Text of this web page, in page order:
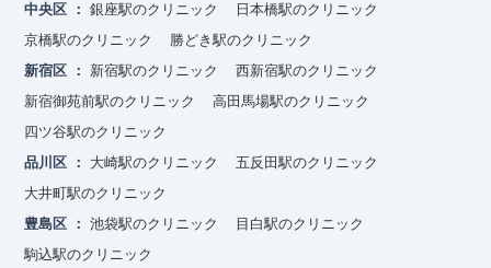
中央区
銀座駅のクリニック
日本橋駅のクリニック
京橋駅のクリニック
勝どき駅のクリニック
新宿区
新宿駅のクリニック
西新宿駅のクリニック
新宿御苑前駅のクリニック
高田馬場駅のクリニック
四ツ谷駅のクリニック
品川区
大崎駅のクリニック
五反田駅のクリニック
大井町駅のクリニック
豊島区
池袋駅のクリニック
目白駅のクリニック
駒込駅のクリニック